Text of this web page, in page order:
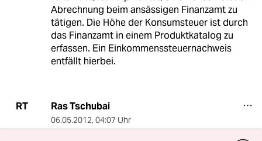
Abrechnung beim ansässigen Finanzamt zu
tätigen. Die Höhe der Konsumsteuer ist durch
das Finanzamt in einem Produktkatalog zu
erfassen. Ein Einkommenssteuernachweis
entfällt hierbei.
RT Ras Tschubai
06.05.2012, 04:07 Uhr